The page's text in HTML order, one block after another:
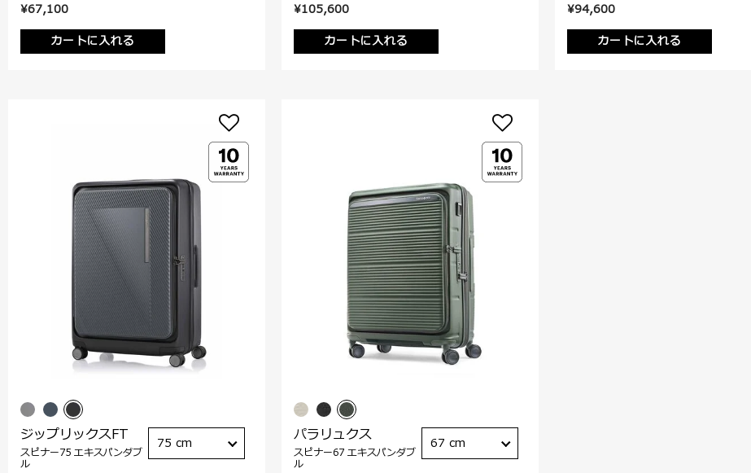
¥67,100
カートに入れる
¥105,600
カートに入れる
¥94,600
カートに入れる
ジップリックスFT
スピナー75 エキスパンダブ
ル
75 cm パラリュクス
スピナー67 エキスパンダブ
ル
67 cm